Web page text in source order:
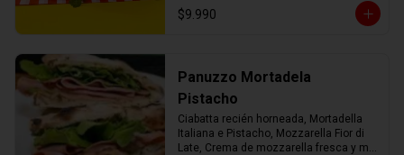
$9.990
Panuzzo Mortadela
Pistacho
Ciabatta recién horneada, Mortadella
Italiana e Pistacho, Mozzarella Fior di
Late, Crema de mozzarella fresca y mix